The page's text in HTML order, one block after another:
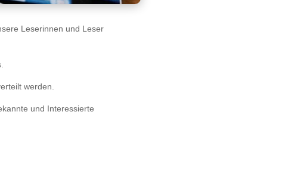
Leserinnen und Leser
werden.
und Interessierte